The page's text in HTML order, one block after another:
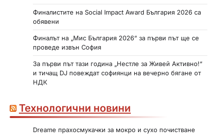
Финалистите на Social Impact Award България 2026 са
обявени
Финалът на „Мис България 2026“ за първи път ще се
проведе извън София
За първи път тази година „Нестле за Живей Активно!“
и тичащ DJ повеждат софиянци на вечерно бягане от
НДК
Технологични новини
Dreame прахосмукачки за мокро и сухо почистване